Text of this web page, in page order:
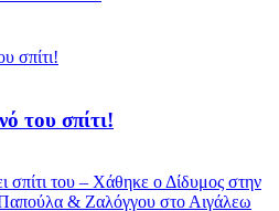
του σπίτι!